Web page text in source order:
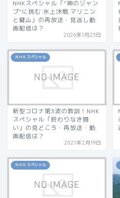
NHKスペシャル「“神のジャン
プ”に挑む 氷上決戦 マリニン
と鍵山」の再放送・見逃し動
画配信は？
2026年1月25日
ＮＨＫスペシャル
新型コロナ第3波の教訓！NHK
スペシャル「終わりなき闘
い」の見どころ・再放送・動
画配信は？
2021年2月19日
ＮＨＫスペシャル